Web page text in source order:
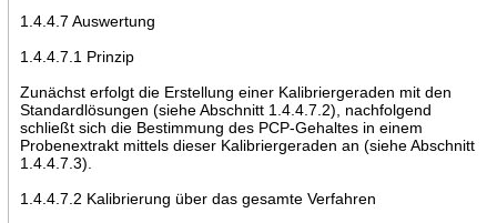
1.4.4.7 Auswertung
1.4.4.7.1 Prinzip
Zunächst erfolgt die Erstellung einer Kalibriergeraden mit den
Standardlösungen (siehe Abschnitt 1.4.4.7.2), nachfolgend
schließt sich die Bestimmung des PCP-Gehaltes in einem
Probenextrakt mittels dieser Kalibriergeraden an (siehe Abschnitt
1.4.4.7.3).
1.4.4.7.2 Kalibrierung über das gesamte Verfahren